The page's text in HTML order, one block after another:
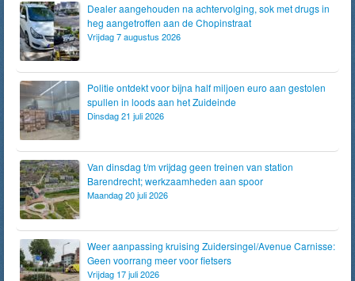
Dealer aangehouden na achtervolging, sok met drugs in
heg aangetroffen aan de Chopinstraat
Vrijdag 7 augustus 2026
Politie ontdekt voor bijna half miljoen euro aan gestolen
spullen in loods aan het Zuideinde
Dinsdag 21 juli 2026
Van dinsdag t/m vrijdag geen treinen van station
Barendrecht; werkzaamheden aan spoor
Maandag 20 juli 2026
Weer aanpassing kruising Zuidersingel/Avenue Carnisse:
Geen voorrang meer voor fietsers
Vrijdag 17 juli 2026